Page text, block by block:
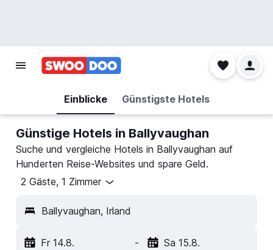
Einblicke Günstigste Hotels
Günstige Hotels in Ballyvaughan
Suche und vergleiche Hotels in Ballyvaughan auf
Hunderten Reise-Websites und spare Geld.
2 Gäste, 1 Zimmer
Ballyvaughan, Irland
Fr 14.8. - Sa 15.8.